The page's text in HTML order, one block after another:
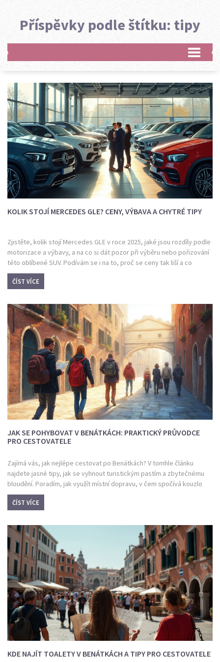
Příspěvky podle štítku: tipy
KOLIK STOJÍ MERCEDES GLE? CENY, VÝBAVA A CHYTRÉ TIPY
Zjistěte, kolik stojí Mercedes GLE v roce 2025, jaké jsou rozdíly podle
motorizace a výbavy, a na co si dát pozor při výběru nebo pořizování
této oblíbené SUV. Podívám se i na to, proč se ceny tak liší a co
všechno může výslednou částku navyšovat. Poradím, jak ušetřit za
příplatky a kde mají GLE opravdu smysl. Nechybí ani informace o
leasingu. Tenhle článek ti pomůže udělat si jasno ještě před vstupem
do showroomu.
ČÍST VÍCE
JAK SE POHYBOVAT V BENÁTKÁCH: PRAKTICKÝ PRŮVODCE
PRO CESTOVATELE
Zajímá vás, jak nejlépe cestovat po Benátkách? V tomhle článku
najdete jasné tipy, jak se vyhnout turistickým pastím a zbytečnému
bloudění. Poradím, jak využít místní dopravu, v čem spočívá kouzlo
lodních linek a kde je lepší jít po svých. Možná se překvapíte, proč je
právě v Benátkách auto spíš na obtíž. Už žádné zmatené plánování –
ČÍST VÍCE
KDE NAJÍT TOALETY V BENÁTKÁCH A TIPY PRO CESTOVATELE